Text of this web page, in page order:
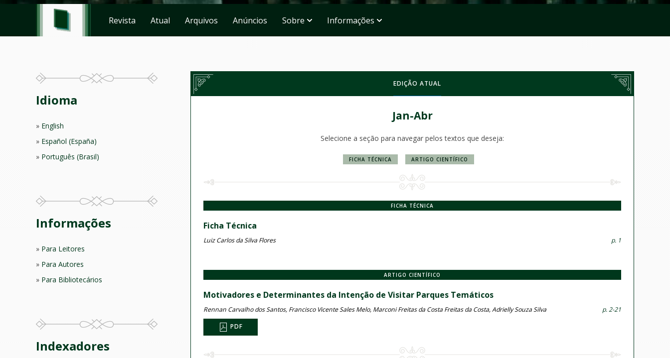
Revista Atual Arquivos Anúncios Sobre Informações
EDIÇÃO ATUAL
Jan-Abr
Selecione a seção para navegar pelos textos que deseja:
FICHA TÉCNICA ARTIGO CIENTÍFICO
FICHA TÉCNICA
Ficha Técnica
Luiz Carlos da Silva Flores p. 1
ARTIGO CIENTÍFICO
Motivadores e Determinantes da Intenção de Visitar Parques Temáticos
Rennan Carvalho dos Santos, Francisco Vicente Sales Melo, Marconi Freitas da Costa Freitas da Costa, Adrielly Souza Silva p. 2-21
PDF
Idioma
English
Español (España)
Português (Brasil)
Informações
Para Leitores
Para Autores
Para Bibliotecários
Indexadores